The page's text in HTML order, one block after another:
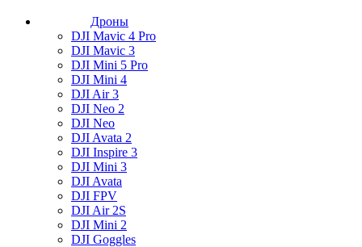
Дроны
DJI Mavic 4 Pro
DJI Mavic 3
DJI Mini 5 Pro
DJI Mini 4
DJI Air 3
DJI Neo 2
DJI Neo
DJI Avata 2
DJI Inspire 3
DJI Mini 3
DJI Avata
DJI FPV
DJI Air 2S
DJI Mini 2
DJI Goggles